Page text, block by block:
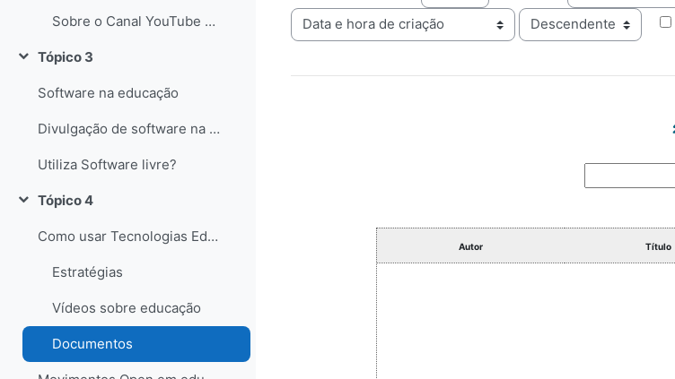
Sobre o Canal YouTube Ciência na Escola
Contrair
Tópico 3
Software na educação
Divulgação de software na educação
Utiliza Software livre?
Contrair
Tópico 4
Como usar Tecnologias Educativas com alunos?
Estratégias
Vídeos sobre educação
Documentos
Ordem
Autor Título